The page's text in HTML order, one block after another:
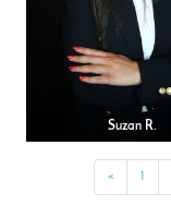
Suzan R.
«